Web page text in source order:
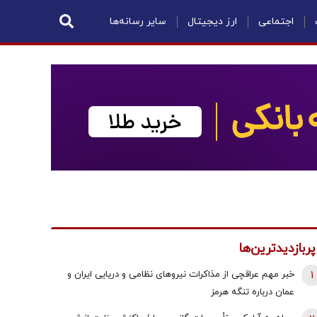
اجتماعی ارز دیجیتال سایر رسانه‌ها
پربازدیدترین‌ها
خبر مهم عراقچی از مذاکرات نیروهای نظامی و دریایی ایران و
عمان درباره تنگه هرمز
1